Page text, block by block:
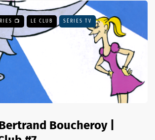
📺 LE CLUB SÉRIES TV
Boucheroy |